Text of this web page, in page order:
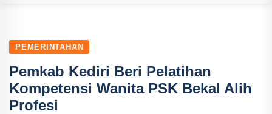
PEMERINTAHAN
Pemkab Kediri Beri Pelatihan
Kompetensi Wanita PSK Bekal Alih
Profesi